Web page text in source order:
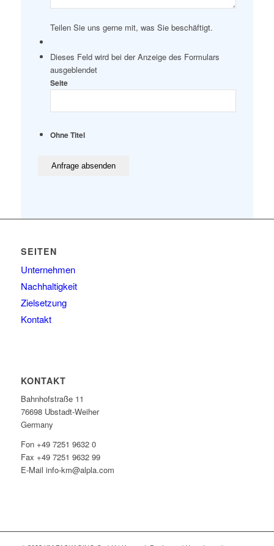
Teilen Sie uns gerne mit, was Sie beschäftigt.
Dieses Feld wird bei der Anzeige des Formulars
ausgeblendet
Seite
Ohne Titel
SEITEN
Unternehmen
Nachhaltigkeit
Zielsetzung
Kontakt
KONTAKT
Bahnhofstraße 11
76698 Ubstadt-Weiher
Germany
Fon +49 7251 9632 0
Fax +49 7251 9632 99
E-Mail info-km@alpla.com